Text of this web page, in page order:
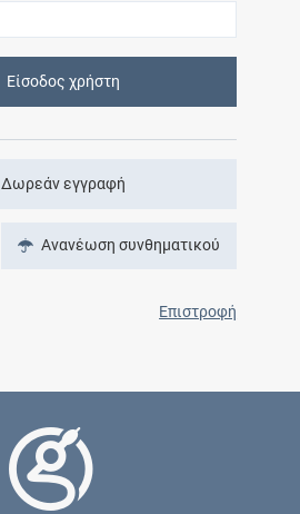
Είσοδος χρήστη
Δωρεάν εγγραφή
Ανανέωση συνθηματικού
Επιστροφή